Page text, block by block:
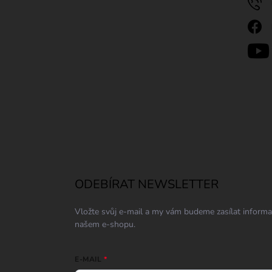
ODEBÍRAT NEWSLETTER
Vložte svůj e-mail a my vám budeme zasílat
našem e-shopu.
E-MAIL